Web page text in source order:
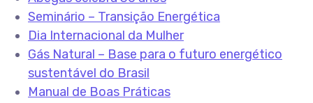
Seminário – Transição Energética
Dia Internacional da Mulher
Gás Natural – Base para o futuro energético
sustentável do Brasil
Manual de Boas Práticas